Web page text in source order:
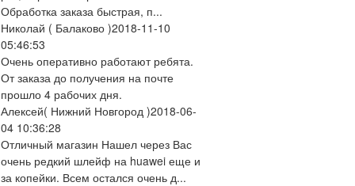
Обработка заказа быстрая, п...
Николай ( Балаково )2018-11-10
05:46:53
Очень оперативно работают ребята.
От заказа до получения на почте
прошло 4 рабочих дня.
Алексей( Нижний Новгород )2018-06-
04 10:36:28
Отличный магазин Нашел через Вас
очень редкий шлейф на huawei еще и
за копейки. Всем остался очень д...